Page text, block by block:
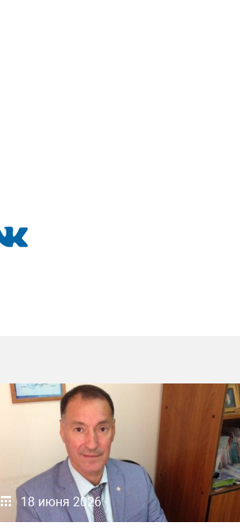
18 июня 2026